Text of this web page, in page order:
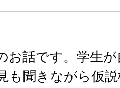
お話です。学生
も聞きながら仮